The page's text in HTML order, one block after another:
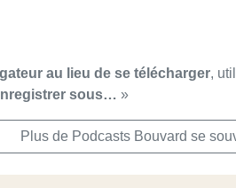
au lieu de se télécharger,
sous… »
Plus de Podcasts Bouvard se